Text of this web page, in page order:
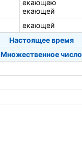
екающею
екающей
екающей
Настоящее время
Множественное число